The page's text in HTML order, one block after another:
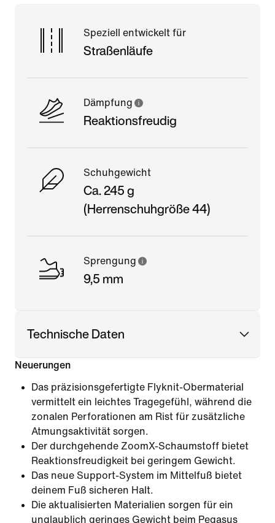
Speziell entwickelt für
Straßenläufe
Dämpfung
Reaktionsfreudig
Schuhgewicht
Ca. 245 g
(Herrenschuhgröße 44)
Sprengung
9,5 mm
Technische Daten
Neuerungen
Das präzisionsgefertigte Flyknit-Obermaterial
vermittelt ein leichtes Tragegefühl, während die
zonalen Perforationen am Rist für zusätzliche
Atmungsaktivität sorgen.
Der durchgehende ZoomX-Schaumstoff bietet
Reaktionsfreudigkeit bei geringem Gewicht.
Das neue Support-System im Mittelfuß bietet
deinem Fuß sicheren Halt.
Die aktualisierten Materialien sorgen für ein
unglaublich geringes Gewicht beim Pegasus